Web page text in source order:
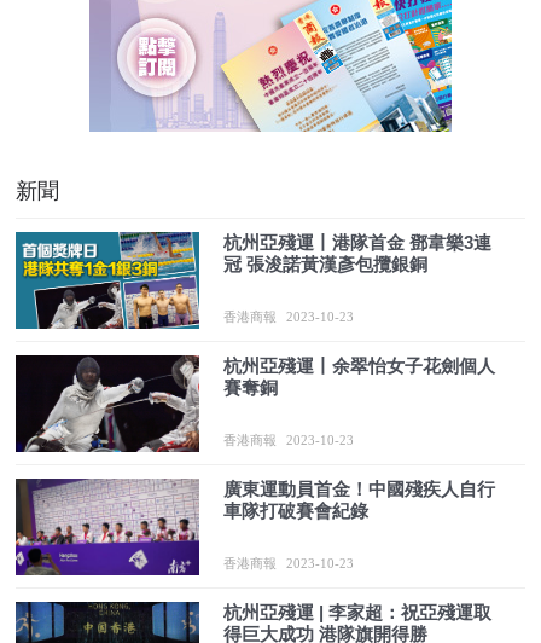
新聞
杭州亞殘運丨港隊首金 鄧韋樂3連
冠 張浚諾黃漢彥包攬銀銅
香港商報 2023-10-23
杭州亞殘運丨余翠怡女子花劍個人
賽奪銅
香港商報 2023-10-23
廣東運動員首金！中國殘疾人自行
車隊打破賽會紀錄
香港商報 2023-10-23
杭州亞殘運 | 李家超：祝亞殘運取
得巨大成功 港隊旗開得勝